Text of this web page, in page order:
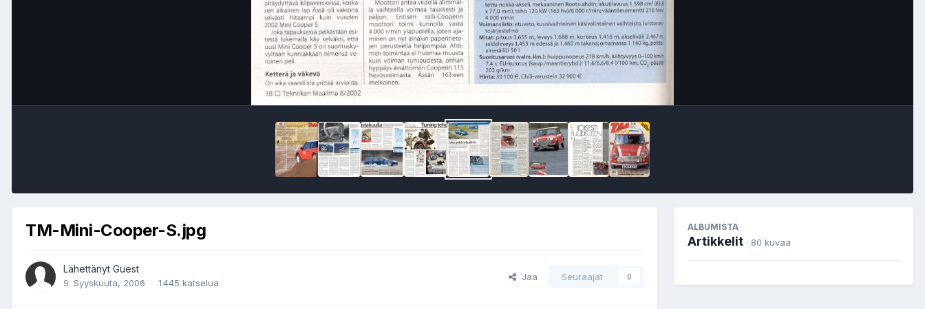
TM-Mini-Cooper-S.jpg
Lähettänyt Guest
9. Syyskuuta, 2006 1 445 katselua
Jaa Seuraajat 0
ALBUMISTA
Artikkelit · 80 kuvaa